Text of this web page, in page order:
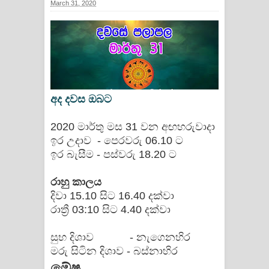
සඳේ ගීතයේ පද පෙළ
Ma Igili Giya Lyrics - මා ඉගිලී ගියා
ගීතයේ පද පෙළ
Ras Balan Song Lyrics - රැස් බලන්
Hoda sihiyen Song Lyrics - හොද
Awanken Song Lyrics - අවංකෙන්
ගීතයේ පද පෙළ
Pa Sina Song Lyrics - පෑ සිනා ගීතයේ
March 31, 2020
අද දවස ඔබට
2020 මාර්තු මස 31 වන අඟහරුවාදා
ඉර උදාව - පෙරවරු 06.10 ට
ඉර බැසීම - පස්වරු 18.20 ට
රාහු කාලය
දිවා 15.10 සිට 16.40 දක්වා
රාත්‍රී 03:10 සිට 4.40 දක්වා
සුභ දිශාව - නැගෙනහිර
මරු සිටින දිශාව - බස්නාහිර